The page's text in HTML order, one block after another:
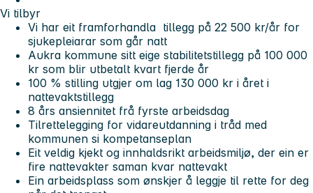
Vi tilbyr
Vi har eit framforhandla tillegg på 22 500 kr/år for
sjukepleiarar som går natt
Aukra kommune sitt eige stabilitetstillegg på 100 000
kr som blir utbetalt kvart fjerde år
100 % stilling utgjer om lag 130 000 kr i året i
nattevaktstillegg
8 års ansiennitet frå fyrste arbeidsdag
Tilrettelegging for vidareutdanning i tråd med
kommunen si kompetanseplan
Eit veldig kjekt og innhaldsrikt arbeidsmiljø, der ein er
fire nattevakter saman kvar nattevakt
Ein arbeidsplass som ønskjer å leggje til rette for deg